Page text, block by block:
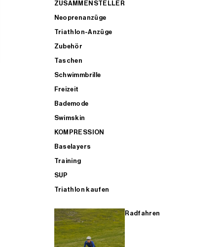
ZUSAMMENSTELLER
Neoprenanzüge
Triathlon-Anzüge
Zubehör
Taschen
Schwimmbrille
Freizeit
Bademode
Swimskin
KOMPRESSION
Baselayers
Training
SUP
Triathlon kaufen
Radfahren